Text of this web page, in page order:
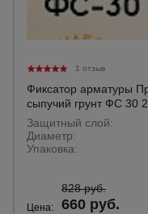
1 отзыв
Фиксатор арматуры
сыпучий грунт ФС 30
Защитный слой:
Диаметр:
Упаковка:
Цена:
828 руб.
660 руб.